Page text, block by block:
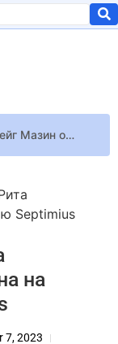
Официально: Крейг Мазин объявил, что производство второго сезона “The Last of Us” начнется в ближайшее время
Звезды российского Instagram: (запрещенная в России экстремистская организация) анорексия или здоровая худоба?
Septimius
на
7, 2023